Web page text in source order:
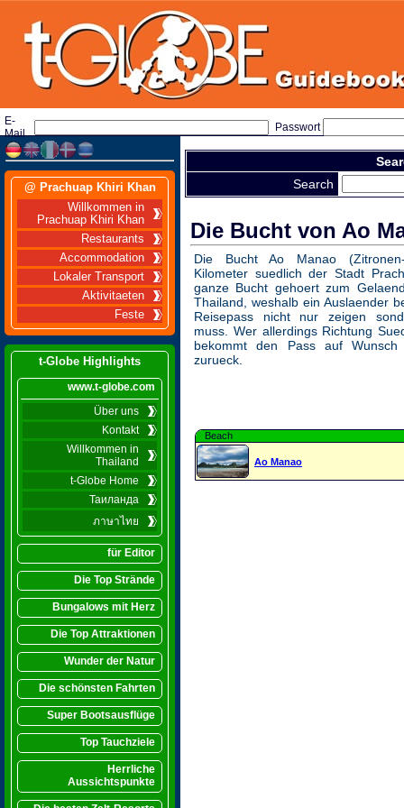
E-
Mail
Passwort
@ Prachuap Khiri Khan
Willkommen in
Prachuap Khiri Khan
Restaurants
Accommodation
Lokaler Transport
Aktivitaeten
Feste
t-Globe Highlights
www.t-globe.com
Über uns
Kontakt
Willkommen in
Thailand
t-Globe Home
Таиланда
ภาษาไทย
für Editor
Die Top Strände
Bungalows mit Herz
Die Top Attraktionen
Wunder der Natur
Die schönsten Fahrten
Super Bootsausflüge
Top Tauchziele
Herrliche
Aussichtspunkte
Search
Die Bucht von Ao
Die Bucht Ao Manao
Kilometer suedlich der Stadt
ganze Bucht gehoert zum
Thailand, weshalb ein Auslaender
Reisepass nicht nur zeigen
muss. Wer allerdings Richtung
bekommt den Pass auf
zurueck.
Beach
Ao Manao